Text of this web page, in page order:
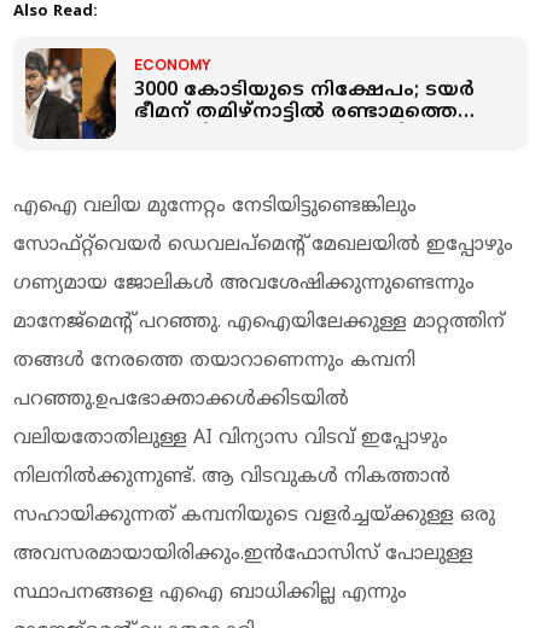
Also Read:
ECONOMY
3000 കോടിയുടെ നിക്ഷേപം; ടയർ
ഭീമന് തമിഴ്‌നാട്ടിൽ രണ്ടാമത്തെ
എഐ വലിയ മുന്നേറ്റം നേടിയിട്ടുണ്ടെങ്കിലും
സോഫ്റ്റ്‌വെയർ ഡെവലപ്മെന്റ് മേഖലയിൽ ഇപ്പോഴും
ഗണ്യമായ ജോലികൾ അവശേഷിക്കുന്നുണ്ടെന്നും
മാനേജ്‌മെന്റ് പറഞ്ഞു. എഐയിലേക്കുള്ള മാറ്റത്തിന്
തങ്ങൾ നേരത്തെ തയാറാണെന്നും കമ്പനി
പറഞ്ഞു.ഉപഭോക്താക്കൾക്കിടയിൽ
വലിയതോതിലുള്ള AI വിന്യാസ വിടവ് ഇപ്പോഴും
നിലനിൽക്കുന്നുണ്ട്. ആ വിടവുകൾ നികത്താൻ
സഹായിക്കുന്നത് കമ്പനിയുടെ വളർച്ചയ്ക്കുള്ള ഒരു
അവസരമായായിരിക്കും.ഇൻഫോസിസ് പോലുള്ള
സ്ഥാപനങ്ങളെ എഐ ബാധിക്കില്ല എന്നും